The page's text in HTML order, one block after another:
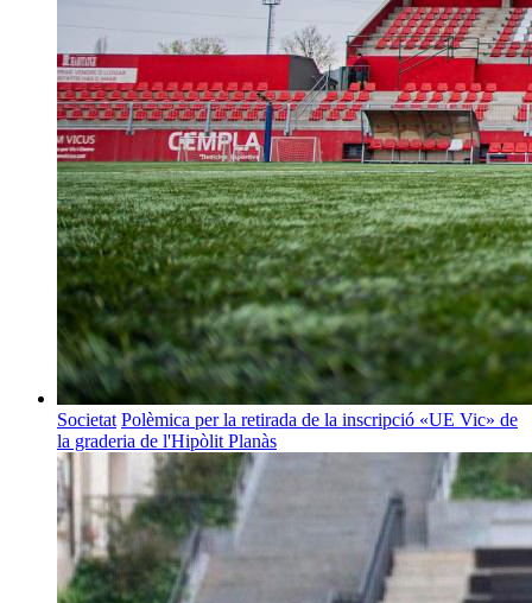
Societat Polèmica per la retirada de la inscripció «UE Vic» de
la graderia de l'Hipòlit Planàs